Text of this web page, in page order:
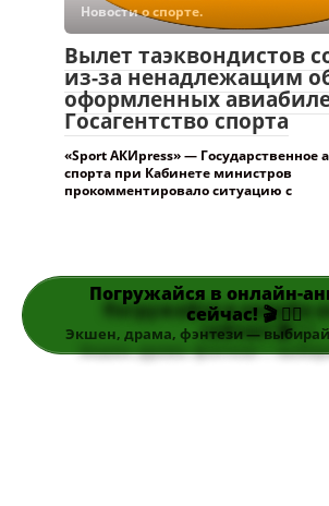
Новости о спорте.
Вылет таэквондистов
из-за ненадлежащим
оформленных
Госагентство спорта
«Sport АКИpress» — Государственное
спорта при Кабинете министров
прокомментировало ситуацию с
Погружайся в онлайн-
сейчас! 🎬 👆🏻
Экшен, драма, фэнтези —